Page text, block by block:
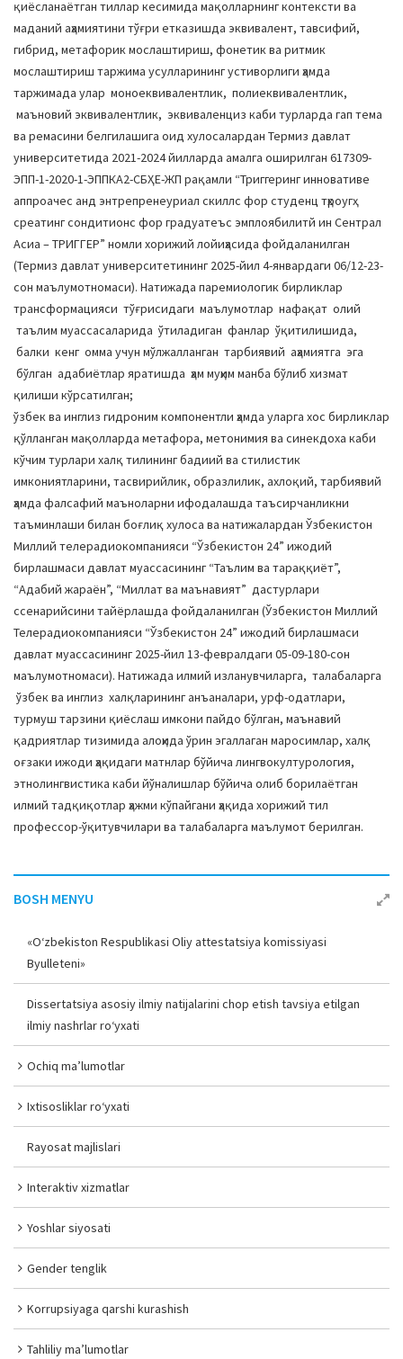
қиёсланаётган тиллар кесимида мақолларнинг контексти ва
маданий аҳамиятини тўғри етказишда эквивалент, тавсифий,
гибрид, метафорик мослаштириш, фонетик ва ритмик
мослаштириш таржима усулларининг устиворлиги ҳамда
таржимада улар моноеквивалентлик, полиеквивалентлик,
маъновий эквивалентлик, эквиваленциз каби турларда гап тема
ва ремасини белгилашига оид хулосалардан Термиз давлат
университетида 2021-2024 йилларда амалга оширилган 617309-
ЭПП-1-2020-1-ЭППКА2-CБҲЕ-ЖП рақамли “Триггеринг инновативе
аппроачес анд энтрепренеуриал скиллс фор студенц тҳроугҳ
cреатинг cондитионс фор градуатеъс эмплоябилитй ин Cентрал
Асиа – ТРИГГЕР” номли хорижий лойиҳасида фойдаланилган
(Термиз давлат университетининг 2025-йил 4-январдаги 06/12-23-
сон маълумотномаси). Натижада паремиологик бирликлар
трансформацияси тўғрисидаги маълумотлар нафақат олий
таълим муассасаларида ўтиладиган фанлар ўқитилишида,
балки кенг омма учун мўлжалланган тарбиявий аҳамиятга эга
бўлган адабиётлар яратишда ҳам муҳим манба бўлиб хизмат
қилиши кўрсатилган;
ўзбек ва инглиз гидроним компонентли ҳамда уларга хос бирликлар
қўлланган мақолларда метафора, метонимия ва синекдоха каби
кўчим турлари халқ тилининг бадиий ва стилистик
имкониятларини, тасвирийлик, образлилик, ахлоқий, тарбиявий
ҳамда фалсафий маъноларни ифодалашда таъсирчанликни
таъминлаши билан боғлиқ хулоса ва натижалардан Ўзбекистон
Миллий телерадиокомпанияси “Ўзбекистон 24” ижодий
бирлашмаси давлат муассасининг “Таълим ва тараққиёт”,
“Адабий жараён”, “Миллат ва маънавият” дастурлари
ссенарийсини тайёрлашда фойдаланилган (Ўзбекистон Миллий
Телерадиокомпанияси “Ўзбекистон 24” ижодий бирлашмаси
давлат муассасининг 2025-йил 13-февралдаги 05-09-180-сон
маълумотномаси). Натижада илмий изланувчиларга, талабаларга
ўзбек ва инглиз халқларининг анъаналари, урф-одатлари,
турмуш тарзини қиёслаш имкони пайдо бўлган, маънавий
қадриятлар тизимида алоҳида ўрин эгаллаган маросимлар, халқ
оғзаки ижоди ҳақидаги матнлар бўйича лингвокултурология,
этнолингвистика каби йўналишлар бўйича олиб борилаётган
илмий тадқиқотлар ҳажми кўпайгани ҳақида хорижий тил
профессор-ўқитувчилари ва талабаларга маълумот берилган.
BOSH MENYU
«O‘zbekiston Respublikasi Oliy attestatsiya komissiyasi
Byulleteni»
Dissertatsiya asosiy ilmiy natijalarini chop etish tavsiya etilgan
ilmiy nashrlar ro‘yxati
Ochiq ma’lumotlar
Ixtisosliklar ro‘yxati
Rayosat majlislari
Interaktiv xizmatlar
Yoshlar siyosati
Gender tenglik
Korrupsiyaga qarshi kurashish
Tahliliy ma’lumotlar